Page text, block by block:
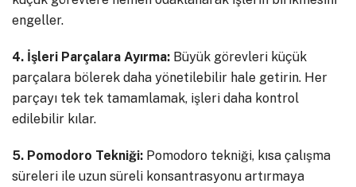
engeller.
4. İşleri Parçalara Ayırma: Büyük görevleri küçük
parçalara bölerek daha yönetilebilir hale getirin. Her
parçayı tek tek tamamlamak, işleri daha kontrol
edilebilir kılar.
5. Pomodoro Tekniği: Pomodoro tekniği, kısa çalışma
süreleri ile uzun süreli konsantrasyonu artırmaya